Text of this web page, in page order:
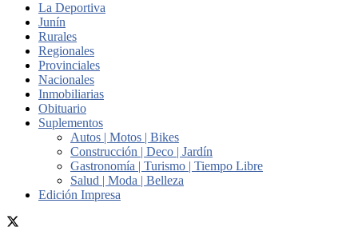
La Deportiva
Junín
Rurales
Regionales
Provinciales
Nacionales
Inmobiliarias
Obituario
Suplementos
Autos | Motos | Bikes
Construcción | Deco | Jardín
Gastronomía | Turismo | Tiempo Libre
Salud | Moda | Belleza
Edición Impresa